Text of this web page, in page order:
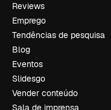
Reviews
Emprego
Tendências de pesquisa
Blog
Eventos
Slidesgo
Vender conteúdo
Sala de imprensa